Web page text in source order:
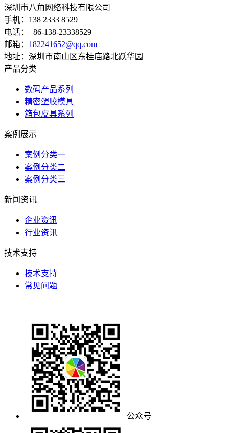
深圳市八角网络科技有限公司
手机：138 2333 8529
电话：+86-138-23338529
邮箱： 182241652@qq.com
地址：深圳市南山区东桂庙路北跃华园
产品分类
数码产品系列
精密塑胶模具
箱包皮具系列
案例展示
案例分类一
案例分类二
案例分类三
新闻资讯
企业资讯
行业资讯
技术支持
技术支持
常见问题
公众号